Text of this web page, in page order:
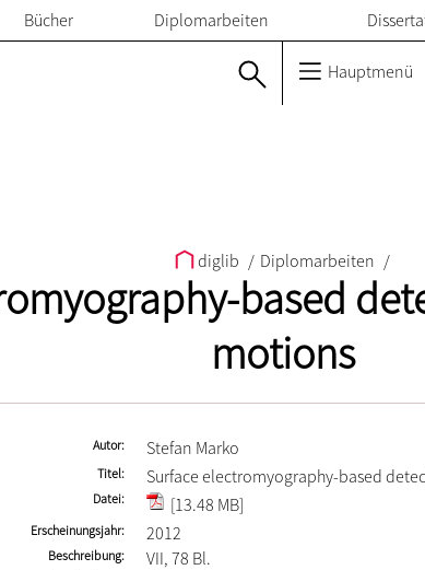
Bücher Diplomarbeiten
Hauptmenü
diglib / Diplomarbeiten /
based
motions
Autor Stefan Marko
Titel Surface electromyography-based
Datei [13.48 MB]
Erscheinungsjahr 2012
Beschreibung VII, 78 Bl.